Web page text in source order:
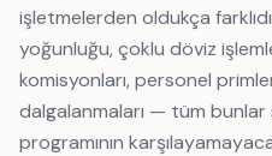
işletmelerden oldukça
yoğunluğu, çoklu döviz
komisyonları, personel
dalgalanmaları — tüm
programının